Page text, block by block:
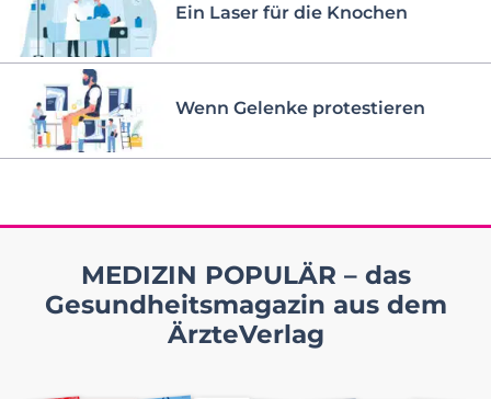
Ein Laser für die Knochen
Wenn Gelenke protestieren
MEDIZIN POPULÄR – das
Gesundheitsmagazin aus dem
ÄrzteVerlag